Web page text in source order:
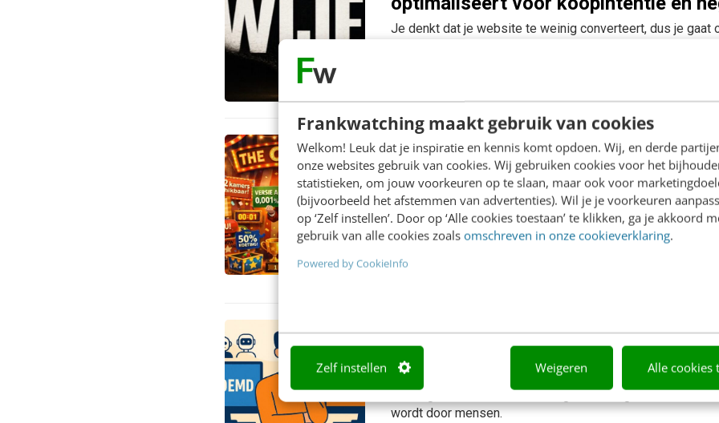
Frankwatching maakt gebruik van cookies
Welkom! Leuk dat je inspiratie en kennis komt opdoen. Wij, en derde
onze websites gebruik van cookies. Wij gebruiken cookies voor het
statistieken, om jouw voorkeuren op te slaan, maar ook voor
(bijvoorbeeld het afstemmen van advertenties). Wil je je voorkeuren
op ‘Zelf instellen’. Door op ‘Alle cookies toestaan’ te klikken, ga je akkoord
gebruik van alle cookies zoals omschreven in onze cookieverklaring.
Powered by CookieInfo
Zelf instellen Weigeren Alle cookies
Je denkt dat je website te weinig converteert, dus je gaat
knoppen, scherpere CTA’s, meer nadruk op actie. Alles
Je conversie verhogen? Waarom
structureel tegenhouden
Conversieoptimalisatie is dertig jaar lang behandeld als
het in werkelijkheid een strategisch keuzevraagstuk is.
Al 30 jaar draaien we dezelfde act, alleen de kostuums
Creëer de enige content die straks
voor mens én machine
De enige content die straks nog telt? Die genoemd wordt
wordt door mensen.